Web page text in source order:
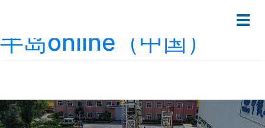
半岛网站web版登录入,
半岛online（中国）